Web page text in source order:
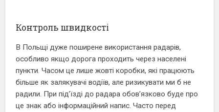
Контроль швидкості
В Польщі дуже поширене використання радарів,
особливо якщо дорога проходить через населені
пункти. Часом це лише жовті коробки, які працюють
більше як залякувачі водіїв, але ризикувати ми б не
радили. При під’їзді до радара обов’язково буде про
це знак або інформаційний напис. Часто перед